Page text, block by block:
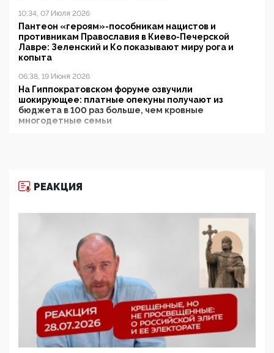
10:34, 07 Июля 2026
Пантеон «героям»-пособникам нацистов и
противникам Православия в Киево-Печерской
Лавре: Зеленский и Ко показывают миру рога и
копыта
06:38, 19 Июня 2026
На Гиппократовском форуме озвучили
шокирующее: платные опекуны получают из
бюджета в 100 раз больше, чем кровные
многодетные семьи
11:53, 09 Июня 2026
деятельность ИИТО ЮНЕСКО в России, но
цифроглобалисты продолжают определять
повестку в образовании
09:43, 01 Июня 2026
5G за счет здоровья граждан: Минцифры намерено
отобрать у регионов и муниципалитетов право
защищать жилые дома и социальные объекты от
05:58, 26 Мая 2026
Роскомнадзор освободили от борца с
деструктивным и опасным контентом
РЕАКЦИЯ